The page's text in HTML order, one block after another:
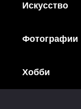
Искусство
Фотографии
Хобби